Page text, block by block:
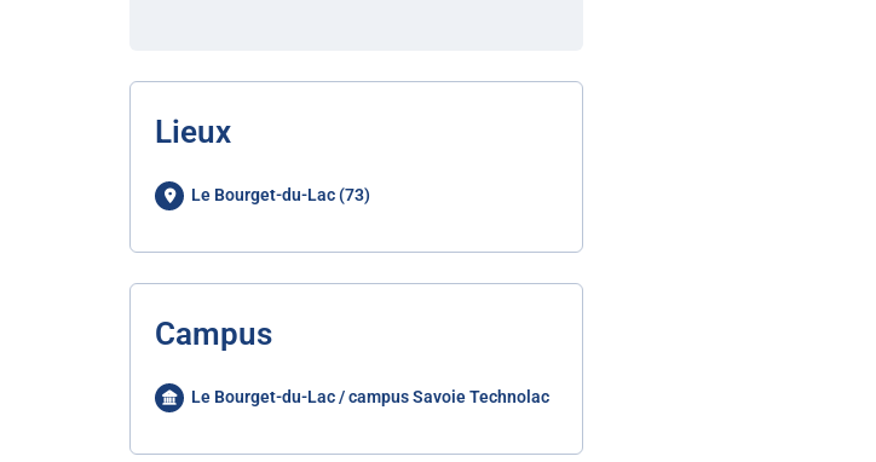
Lieux
Le Bourget-du-Lac (73)
Campus
Le Bourget-du-Lac / campus Savoie Technolac